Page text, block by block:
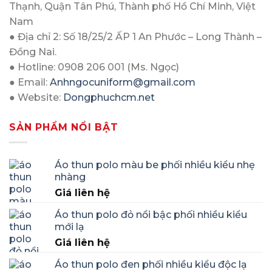
Thạnh, Quận Tân Phú, Thành phố Hồ Chí Minh, Việt
Nam
● Địa chỉ 2: Số 18/25/2 ẤP 1 An Phước – Long Thành –
Đồng Nai.
● Hotline: 0908 206 001 (Ms. Ngọc)
● Email: Anhngocuniform@gmail.com
● Website: Dongphuchcm.net
SẢN PHẨM NỔI BẬT
Áo thun polo màu be phối nhiều kiểu nhẹ
nhàng
Giá liên hệ
Áo thun polo đỏ nổi bậc phối nhiều kiểu
mới lạ
Giá liên hệ
Áo thun polo đen phối nhiều kiểu độc lạ